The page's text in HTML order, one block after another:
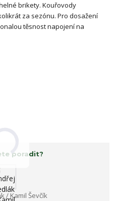
brikety. Kouřovody
za sezónu. Pro dosažení
těsnost napojení na
poradit?
/ Kamil Ševčík